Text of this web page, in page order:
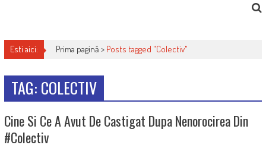
Esti aici: Prima pagină > Posts tagged "Colectiv"
TAG: COLECTIV
Cine Si Ce A Avut De Castigat Dupa Nenorocirea Din
#Colectiv